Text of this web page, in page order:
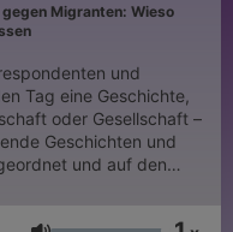
Migranten: Wieso
und
Tag eine Geschichte,
oder Gesellschaft –
Geschichten und
und auf den
– immer montags bis